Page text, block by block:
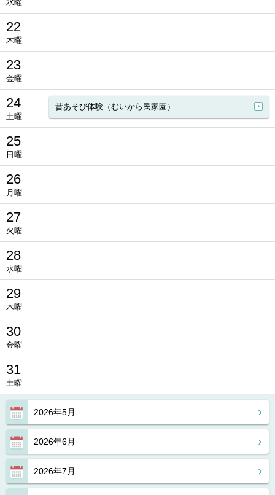
2026年5月
2026年6月
2026年7月
水曜
22
木曜
23
金曜
24
土曜
昔あそび体験（むいから民家園）
25
日曜
26
月曜
27
火曜
28
水曜
29
木曜
30
金曜
31
土曜